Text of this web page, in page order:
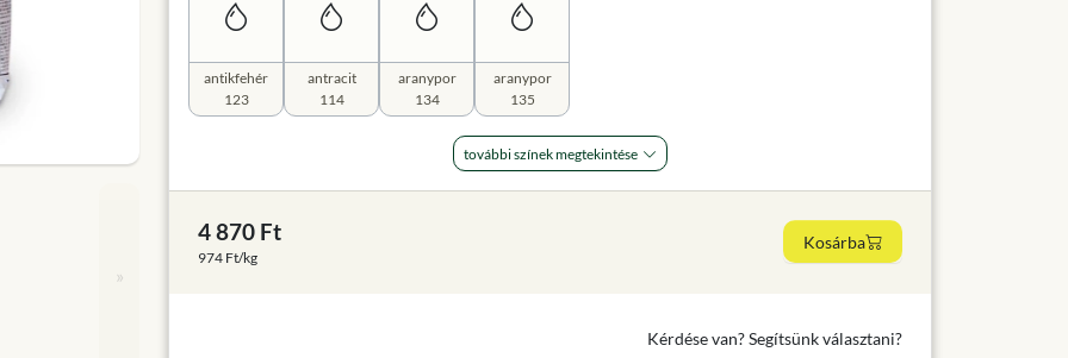
»
antikfehér
123
antracit
114
aranypor
134
aranypor
135
további színek megtekintése
4 870 Ft
974 Ft/kg
Kosárba
Kérdése van? Segítsünk választani?